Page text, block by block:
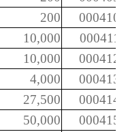
200
000410
10,000
000411
10,000
000412
4,000
000413
27,500
000414
50,000
000415